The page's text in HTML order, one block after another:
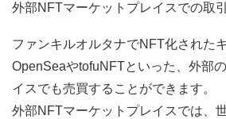
外部NFTマーケットプレイスでの取引
ファンキルオルタナでNFT化された
OpenSeaやtofuNFTといった、外部
イスでも売買することができます。
外部NFTマーケットプレイスでは、